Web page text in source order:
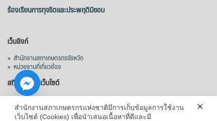
ร้องเรียนการทุจริตและประพฤติมิชอบ
เว็บลิงก์
» สำนักงานสภาเกษตรกรจังหวัด
» หน่วยงานที่เกี่ยวข้อง
สถิติผู้ใช้งานเว็บไซต์
»Total :2038018
Today :638
สำนักงานสภาเกษตรกรแห่งชาติมีการเก็บข้อมูลการใช้งาน
เว็บไซต์ (Cookies) เพื่อนำเสนอเนื้อหาที่ดีและมี